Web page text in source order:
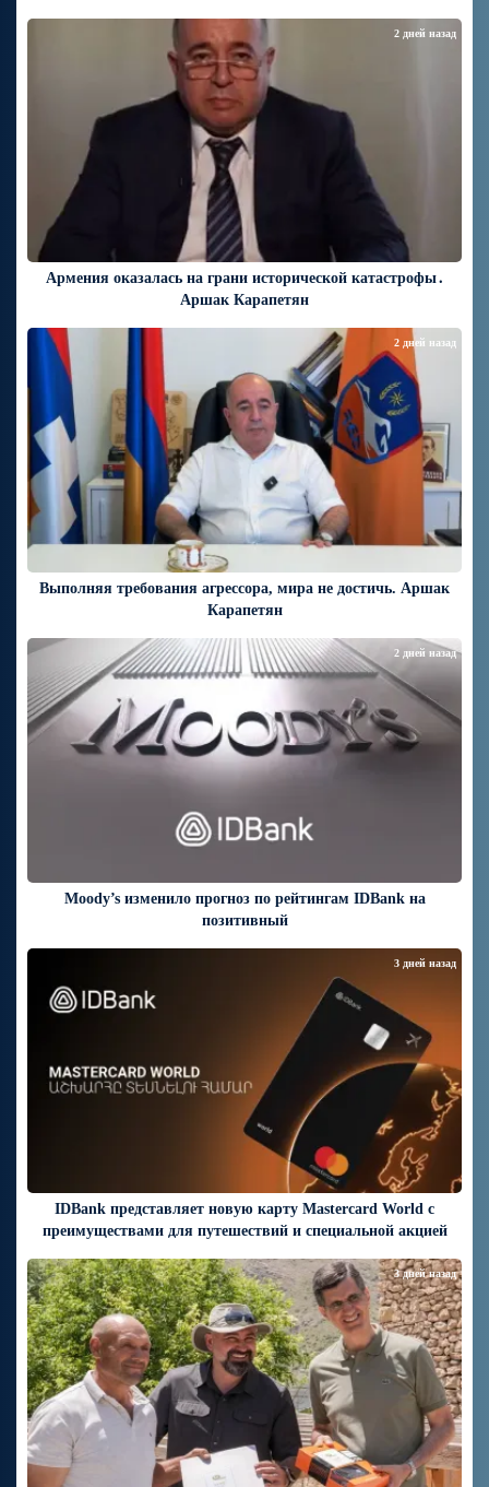
Армения оказалась на грани исторической катастрофы․
Аршак Карапетян
2 дней назад
Выполняя требования агрессора, мира не достичь. Аршак
Карапетян
2 дней назад
Moody’s изменило прогноз по рейтингам IDBank на
позитивный
2 дней назад
IDBank представляет новую карту Mastercard World с
преимуществами для путешествий и специальной акцией
3 дней назад
3 дней назад